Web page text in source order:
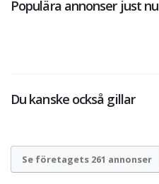
Populära annonser just nu
Du kanske också gillar
Se företagets 261 annonser